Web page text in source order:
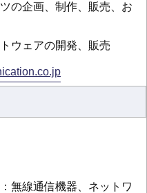
の企画、制作、販売、お
ウェアの開発、販売
無線通信機器、ネットワ